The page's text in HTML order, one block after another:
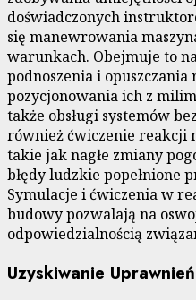
doświadczonych
się manewrowania
warunkach. Obejmuje to
podnoszenia i
pozycjonowania ich z
także obsługi systemów
również ćwiczenie reakcji
takie jak nagłe zmiany
błędy ludzkie popełnione
Symulacje i ćwiczenia w
budowy pozwalają na
odpowiedzialnością
Uzyskiwanie